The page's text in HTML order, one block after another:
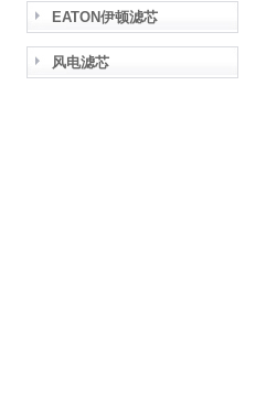
EATON伊顿滤芯
风电滤芯